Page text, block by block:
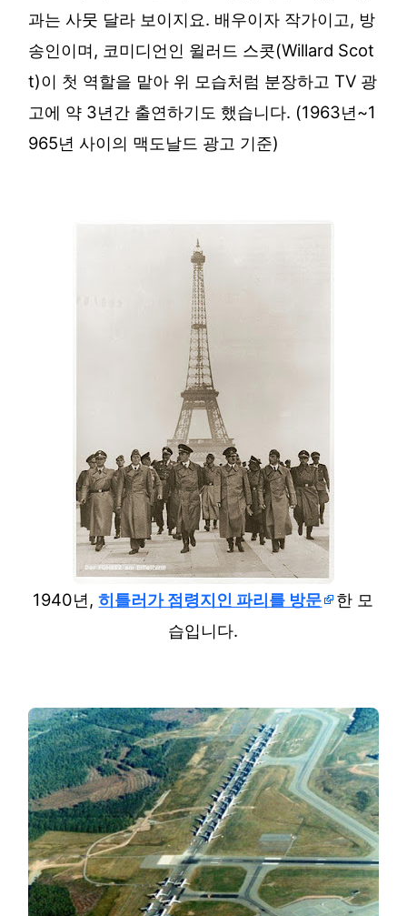
과는 사뭇 달라 보이지요. 배우이자 작가이고, 방
송인이며, 코미디언인 윌러드 스콧(Willard Scot
t)이 첫 역할을 맡아 위 모습처럼 분장하고 TV 광
고에 약 3년간 출연하기도 했습니다. (1963년~1
965년 사이의 맥도날드 광고 기준)
1940년,히틀러가 점령지인 파리를 방문
한 모
습입니다.